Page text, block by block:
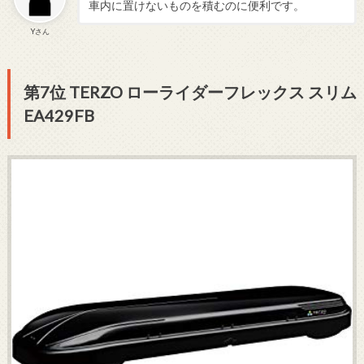
Yさん
車内に置けないものを積むのに便利です。
第7位 TERZO ローライダーフレックス スリム
EA429FB